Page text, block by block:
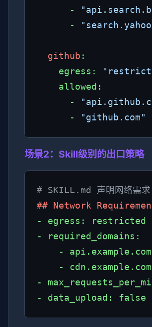
      -
      -
github :
    egress:
    allowed:
      -
      -
"github.com"
场景2：Skill级别的出口策略
# SKILL.md 声明网络需求
## Network
- egress: restricted
- required_domains:
-
-
-
- data_upload: false